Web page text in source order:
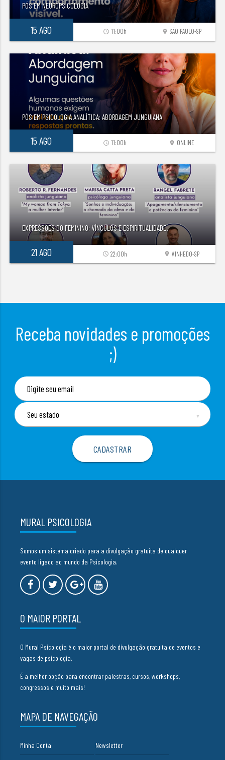
PÓS EM NEUROPSICOLOGIA
15 AGO location_on SÃO PAULO-SP
access_time 11:00h
PÓS EM PSICOLOGIA ANALÍTICA: ABORDAGEM JUNGUIANA
15 AGO location_on ONLINE
access_time 11:00h
EXPRESSÕES DO FEMININO: VÍNCULOS E ESPIRITUALIDADE.
21 AGO location_on VINHEDO-SP
access_time 22:00h
Receba novidades e promoções
;)
▼
MURAL PSICOLOGIA
Somos um sistema criado para a divulgação gratuita de qualquer
evento ligado ao mundo da Psicologia.
O MAIOR PORTAL
O Mural Psicologia é o maior portal de divulgação gratuita de eventos e
vagas de psicologia.
É a melhor opção para encontrar palestras, cursos, workshops,
congressos e muito mais!
MAPA DE NAVEGAÇÃO
Minha Conta Newsletter